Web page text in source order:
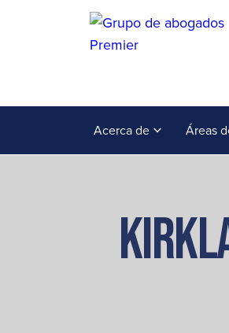
Acerca de Áreas